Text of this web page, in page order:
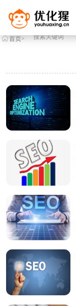
首页> 标签>优化网站